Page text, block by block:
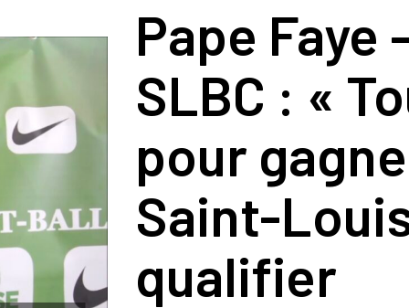
Pape Faye
SLBC : «
pour
Saint-
qualifier